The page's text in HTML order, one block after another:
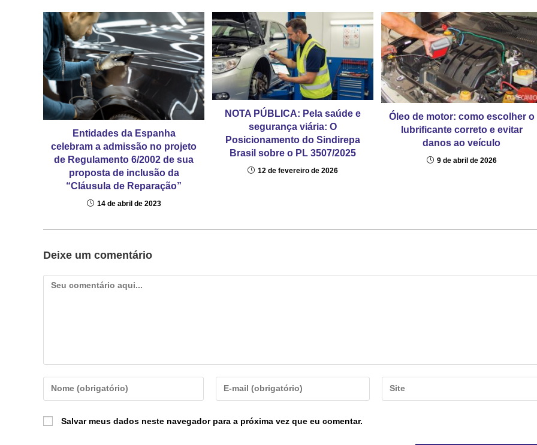
Entidades da Espanha
celebram a admissão no projeto
de Regulamento 6/2002 de sua
proposta de inclusão da
“Cláusula de Reparação”
14 de abril de 2023
NOTA PÚBLICA: Pela saúde e
segurança viária: O
Posicionamento do Sindirepa
Brasil sobre o PL 3507/2025
12 de fevereiro de 2026
Óleo de motor: como escolher o
lubrificante correto e evitar
danos ao veículo
9 de abril de 2026
Deixe um comentário
Salvar meus dados neste navegador para a próxima vez que eu comentar.